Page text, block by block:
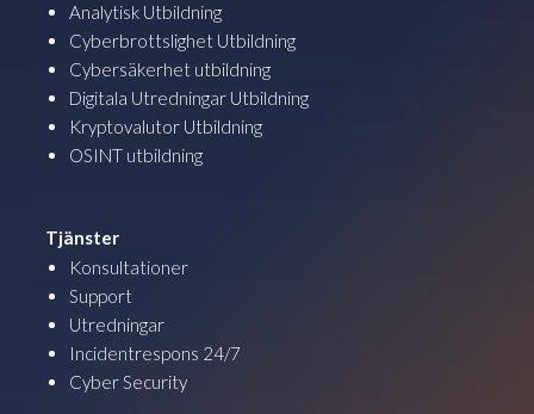
Analytisk Utbildning
Cyberbrottslighet Utbildning
Cybersäkerhet utbildning
Digitala Utredningar Utbildning
Kryptovalutor Utbildning
OSINT utbildning
Tjänster
Konsultationer
Support
Utredningar
Incidentrespons 24/7
Cyber Security